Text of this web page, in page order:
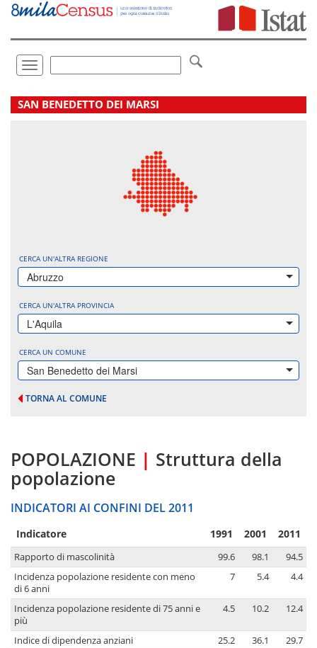
Vai
direttamente
Toggle
navigation
.
SAN BENEDETTO DEI MARSI
CERCA UN'ALTRA REGIONE
Abruzzo
CERCA UN'ALTRA PROVINCIA
L'Aquila
CERCA UN COMUNE
San Benedetto dei Marsi
TORNA AL COMUNE
POPOLAZIONE | Struttura della
popolazione
INDICATORI AI CONFINI DEL 2011
Indicatore 1991 2001 2011
Rapporto di mascolinità 99.6 98.1
94.5
Incidenza popolazione residente con meno
di 6 anni
7 5.4 4.4
Incidenza popolazione residente di 75 anni e
più
4.5 10.2 12.4
Indice di dipendenza anziani 25.2 36.1
29.7